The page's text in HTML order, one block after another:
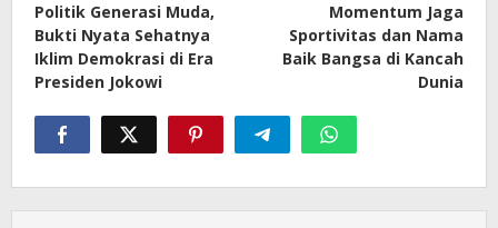
Politik Generasi Muda,
Bukti Nyata Sehatnya
Iklim Demokrasi di Era
Presiden Jokowi
Momentum Jaga
Sportivitas dan Nama
Baik Bangsa di Kancah
Dunia